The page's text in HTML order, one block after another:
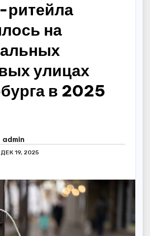
ритейла
на
улицах
в 2025
admin
ДЕК 19, 2025